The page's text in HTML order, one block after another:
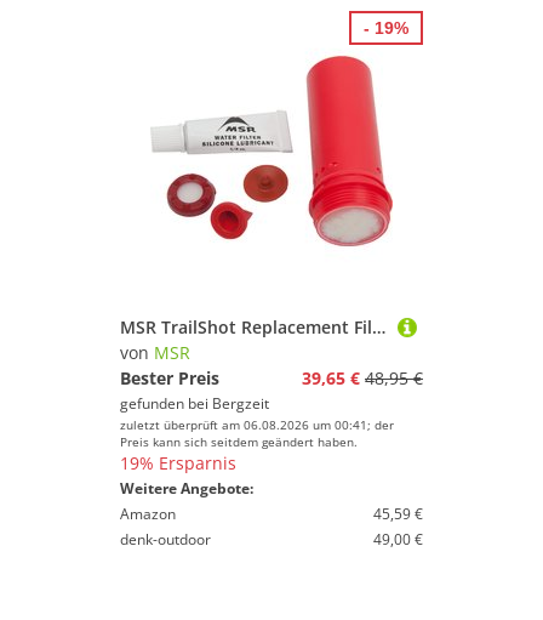
MSR TrailShot Replacement Filter Cartridge
von MSR
Bester Preis
39,65 € 48,95 €
gefunden bei Bergzeit
zuletzt überprüft am 06.08.2026 um 00:41; der
Preis kann sich seitdem geändert haben.
19% Ersparnis
Weitere Angebote:
Amazon
45,59 €
denk-outdoor
49,00 €
- 19%